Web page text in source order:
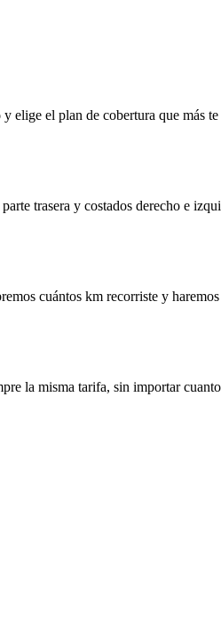
y elige el plan de cobertura que más
trasera y costados derecho e
cuántos km recorriste y
la misma tarifa, sin importar